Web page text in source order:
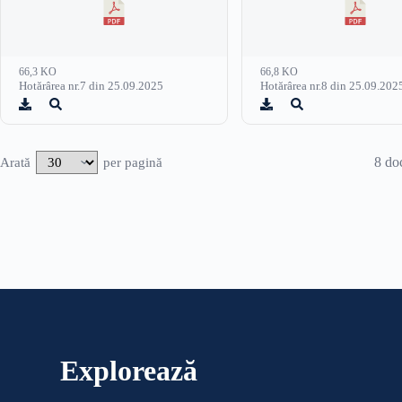
66,3 KO
Hotărârea nr.7 din 25.09.2025
66,8 KO
Hotărârea nr.8 din
Arată per pagină 8
Explorează